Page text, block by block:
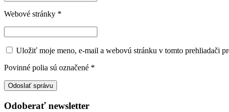
Webové stránky *
Uložiť moje meno, e-mail a webovú stránku v tomto prehliadači
Povinné polia sú označené *
Odoberať newsletter